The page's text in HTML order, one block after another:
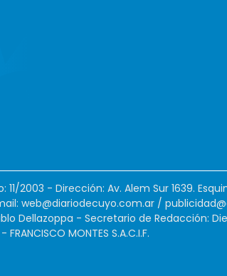
11/2003 - Dirección: Av. Alem Sur 1639.
web@diariodecuyo.com.ar /
Dellazoppa - Secretario de Redacción:
MONTES S.A.C.I.F.